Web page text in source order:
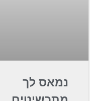
נמאס לך